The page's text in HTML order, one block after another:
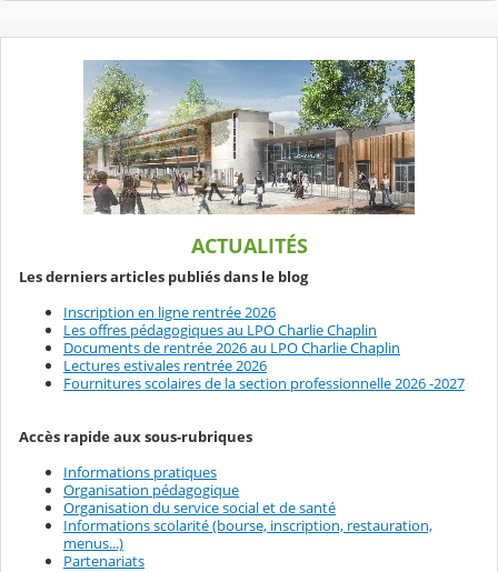
ACTUALITÉS
Les derniers articles publiés dans le blog
Inscription en ligne rentrée 2026
Les offres pédagogiques au LPO Charlie Chaplin
Documents de rentrée 2026 au LPO Charlie Chaplin
Lectures estivales rentrée 2026
Fournitures scolaires de la section professionnelle 2026 -2027
Accès rapide aux sous-rubriques
Informations pratiques
Organisation pédagogique
Organisation du service social et de santé
Informations scolarité (bourse, inscription, restauration,
menus...)
Partenariats